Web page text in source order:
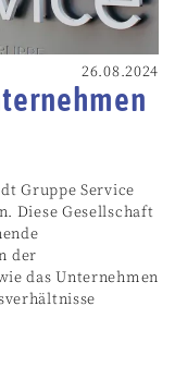
26.08.2024
Gruppe Service
Diese Gesellschaft
der
das Unternehmen